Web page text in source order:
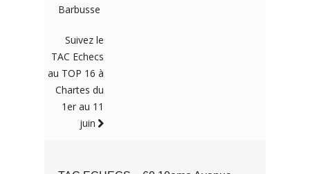
Barbusse
Suivez le
TAC Echecs
au TOP 16 à
Chartes du
1er au 11
juin